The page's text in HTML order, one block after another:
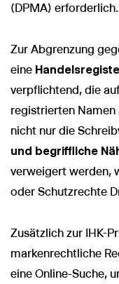
(DPMA) erforderlich.
Zur Abgrenzung
eine
verpflichtend, die
registrierten
nicht nur die
und begriffliche
verweigert werden,
oder Schutzrechte
Zusätzlich zur IHK-
markenrechtliche
eine Online-Suche,